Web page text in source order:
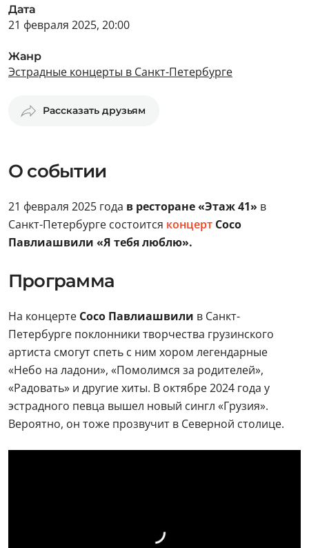
Дата
21 февраля 2025, 20:00
Жанр
Эстрадные концерты в Санкт-Петербурге
Рассказать друзьям
О событии
21 февраля 2025 года в ресторане «Этаж 41» в
Санкт-Петербурге состоится концерт Сосо
Павлиашвили «Я тебя люблю».
Программа
На концерте Сосо Павлиашвили в Санкт-
Петербурге поклонники творчества грузинского
артиста смогут спеть с ним хором легендарные
«Небо на ладони», «Помолимся за родителей»,
«Радовать» и другие хиты. В октябре 2024 года у
эстрадного певца вышел новый сингл «Грузия».
Вероятно, он тоже прозвучит в Северной столице.